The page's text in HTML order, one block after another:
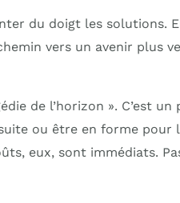
du doigt les solutions.
vers un avenir plus
de l’horizon ». C’est
ou être en forme pour
eux, sont immédiats.